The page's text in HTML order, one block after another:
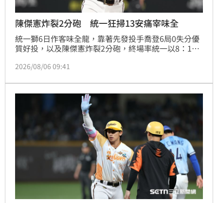
陳傑憲炸裂2分砲 統一狂掃13安痛宰味全
統一獅6日作客味全龍，靠著先發投手喬登6局0失分優
質好投，以及陳傑憲炸裂2分砲，終場率統一以8：1擊
2026/08/06 09:41